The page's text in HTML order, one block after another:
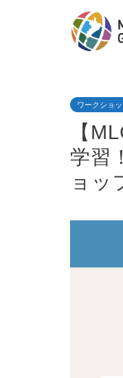
ワークショ
【
学習
ョッ